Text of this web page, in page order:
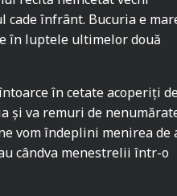
cade înfrânt. Bucuria e
în luptele ultimelor două
în cetate acoperiți
și va remuri de
vom îndeplini menirea de
cândva menestrelii într-o